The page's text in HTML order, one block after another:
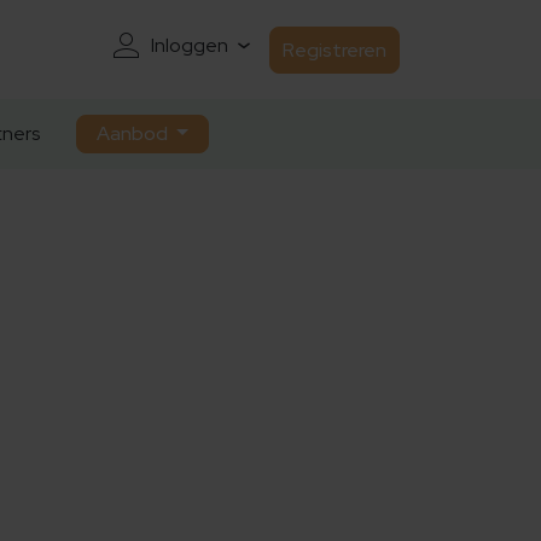
Inloggen Registreren
Aanbod